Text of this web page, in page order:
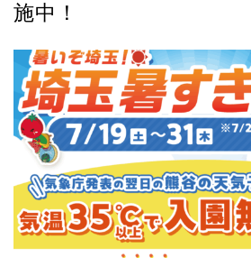
施中！